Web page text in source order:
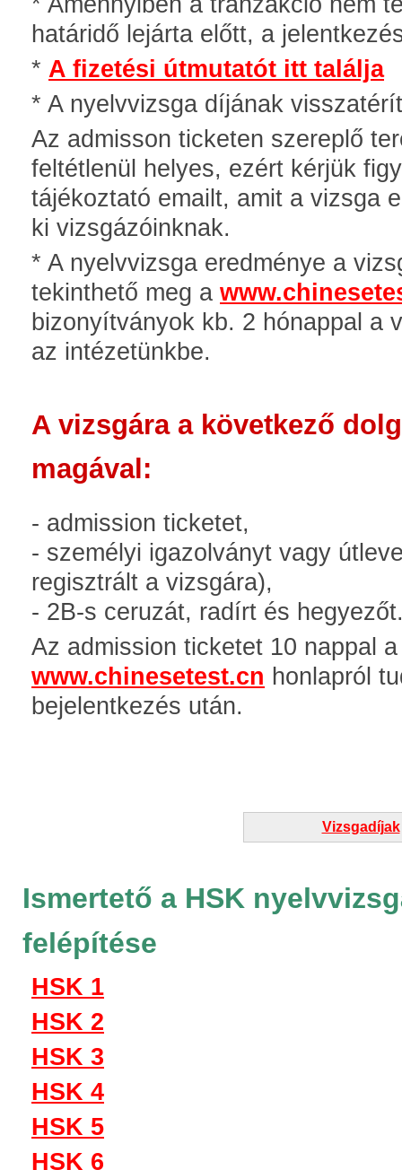
határidő lejárta előtt, a
* A fizetési útmutatót itt találja
* A nyelvvizsga díjának
Az admisson ticketen szereplő
feltétlenül helyes, ezért kérjük
tájékoztató emailt, amit a vizsga
ki vizsgázóinknak.
* A nyelvvizsga eredménye a
tekinthető meg a
bizonyítványok kb. 2 hónappal a
az intézetünkbe.
A vizsgára a következő
magával:
- admission ticketet,
- személyi igazolványt vagy
regisztrált a vizsgára),
- 2B-s ceruzát, radírt és
Az admission ticketet 10 nappal
www.chinesetest.cn honlapról
bejelentkezés után.
Vizsgadíjak
Ismertető a HSK
felépítése
HSK 1
HSK 2
HSK 3
HSK 4
HSK 5
HSK 6